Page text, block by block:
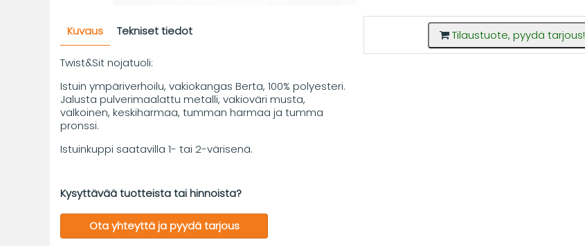
Kuvaus Tekniset tiedot
Twist&Sit nojatuoli:
Istuin ympäriverhoilu, vakiokangas Berta, 100% polyesteri.
Jalusta pulverimaalattu metalli, vakioväri musta,
valkoinen, keskiharmaa, tumman harmaa ja tumma
pronssi.
Istuinkuppi saatavilla 1- tai 2-värisenä.
Tilaustuote, pyydä tarjous!
Kysyttävää tuotteista tai hinnoista?
Ota yhteyttä ja pyydä tarjous